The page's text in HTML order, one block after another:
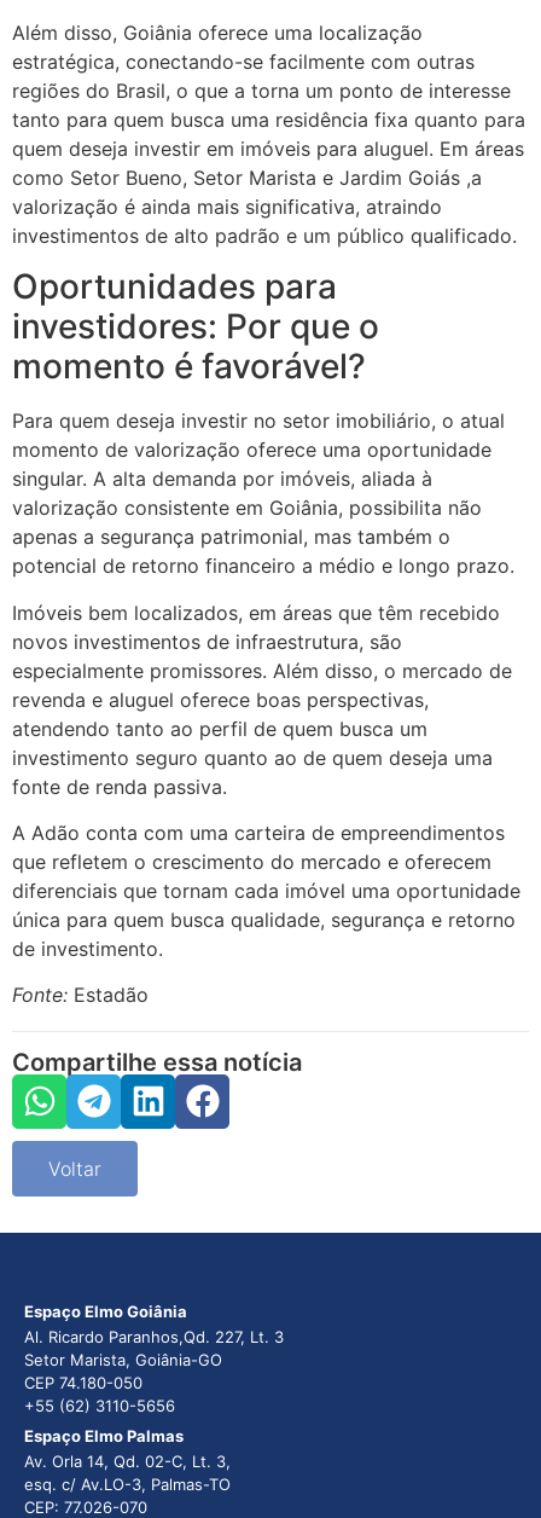
Além disso, Goiânia oferece uma localização
estratégica, conectando-se facilmente com outras
regiões do Brasil, o que a torna um ponto de interesse
tanto para quem busca uma residência fixa quanto para
quem deseja investir em imóveis para aluguel. Em áreas
como Setor Bueno, Setor Marista e Jardim Goiás ,a
valorização é ainda mais significativa, atraindo
investimentos de alto padrão e um público qualificado.
Oportunidades para
investidores: Por que o
momento é favorável?
Para quem deseja investir no setor imobiliário, o atual
momento de valorização oferece uma oportunidade
singular. A alta demanda por imóveis, aliada à
valorização consistente em Goiânia, possibilita não
apenas a segurança patrimonial, mas também o
potencial de retorno financeiro a médio e longo prazo.
Imóveis bem localizados, em áreas que têm recebido
novos investimentos de infraestrutura, são
especialmente promissores. Além disso, o mercado de
revenda e aluguel oferece boas perspectivas,
atendendo tanto ao perfil de quem busca um
investimento seguro quanto ao de quem deseja uma
fonte de renda passiva.
A Adão conta com uma carteira de empreendimentos
que refletem o crescimento do mercado e oferecem
diferenciais que tornam cada imóvel uma oportunidade
única para quem busca qualidade, segurança e retorno
de investimento.
Fonte: Estadão
Compartilhe essa notícia
Voltar
Espaço Elmo Goiânia
Al. Ricardo Paranhos,Qd. 227, Lt. 3
Setor Marista, Goiânia-GO
CEP 74.180-050
+55 (62) 3110-5656
Espaço Elmo Palmas
Av. Orla 14, Qd. 02-C, Lt. 3,
esq. c/ Av.LO-3, Palmas-TO
CEP: 77.026-070